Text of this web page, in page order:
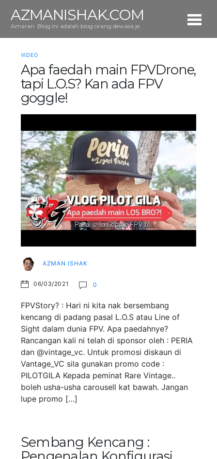
AZMANISHAK.COM
Amaran: Blog ini adalah blog orang dewasa je.
VIDEO
Apa faedah main FPVDrone,
tapi L.O.S? Kan ada FPV
goggle!
AZMAN ISHAK
06/03/2021 0
FPVStory? : Hari ni kita nak bersembang
kencang di padang pasal L.O.S atau Line of
Sight dalam dunia FPV. Apa paedahnye?
Rancangan kali ni telah di sponsor oleh : PERIA
dan @vintage_vc. Untuk promosi diskaun di
Vantage_VC sila gunakan promo code :
PILOTGILA Kepada peminat Rare Vintage..
boleh usha-usha carousell kat bawah. Jangan
lupe promo […]
Sembang Kencang :